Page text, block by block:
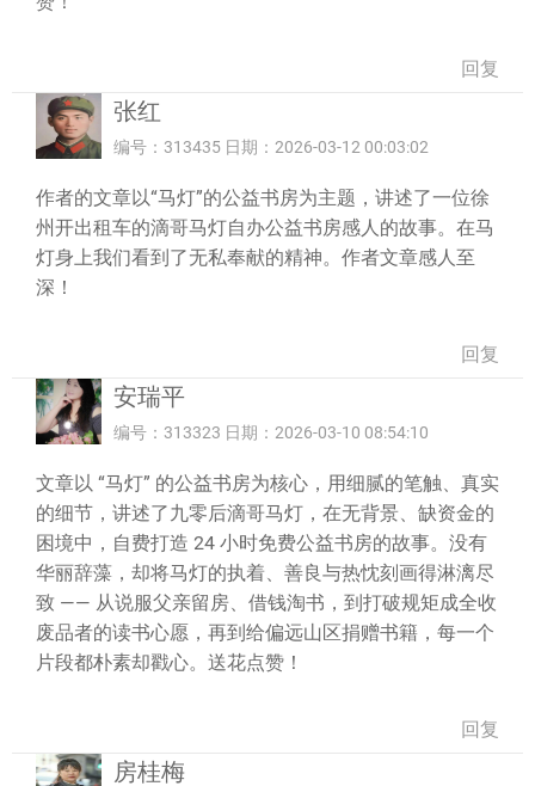
回复
张红
编号：313435 日期：2026-03-12 00:03:02
作者的文章以“马灯”的公益书房为主题，讲述了一位徐
州开出租车的滴哥马灯自办公益书房感人的故事。在马
灯身上我们看到了无私奉献的精神。作者文章感人至
深！
回复
安瑞平
编号：313323 日期：2026-03-10 08:54:10
文章以 “马灯” 的公益书房为核心，用细腻的笔触、真实
的细节，讲述了九零后滴哥马灯，在无背景、缺资金的
困境中，自费打造 24 小时免费公益书房的故事。没有
华丽辞藻，却将马灯的执着、善良与热忱刻画得淋漓尽
致 —— 从说服父亲留房、借钱淘书，到打破规矩成全收
废品者的读书心愿，再到给偏远山区捐赠书籍，每一个
片段都朴素却戳心。送花点赞！
回复
房桂梅